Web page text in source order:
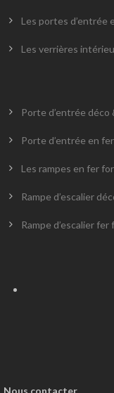
Les portes d’entrée
Les verrières
Porte d’entrée déco
Porte d’entrée en
Les rampes en fer
Rampe d’escalier
Rampe d’escalier fer
Nous contacter